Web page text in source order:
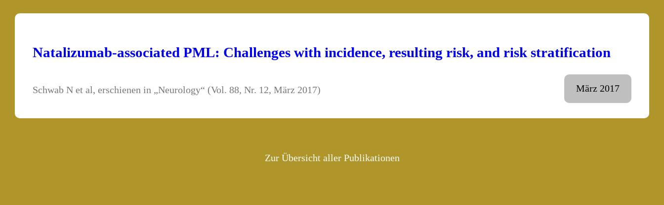
Natalizumab-associated PML: Challenges with incidence, resulting risk, and risk stratification
Schwab N et al, erschienen in „Neurology“ (Vol. 88, Nr. 12, März 2017) März 2017
Zur Übersicht aller Publikationen